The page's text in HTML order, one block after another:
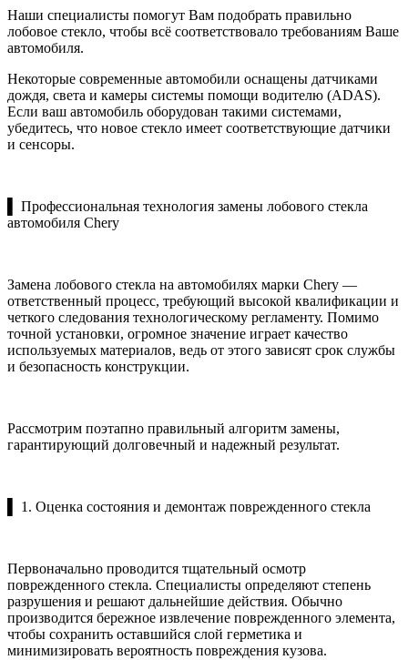
Наши специалисты помогут Вам подобрать правильно
лобовое стекло, чтобы всё соответствовало требованиям Ваше
автомобиля.
Некоторые современные автомобили оснащены датчиками
дождя, света и камеры системы помощи водителю (ADAS).
Если ваш автомобиль оборудован такими системами,
убедитесь, что новое стекло имеет соответствующие датчики
и сенсоры.
▌ Профессиональная технология замены лобового стекла
автомобиля Chery
Замена лобового стекла на автомобилях марки Chery —
ответственный процесс, требующий высокой квалификации и
четкого следования технологическому регламенту. Помимо
точной установки, огромное значение играет качество
используемых материалов, ведь от этого зависят срок службы
и безопасность конструкции.
Рассмотрим поэтапно правильный алгоритм замены,
гарантирующий долговечный и надежный результат.
▌ 1. Оценка состояния и демонтаж поврежденного стекла
Первоначально проводится тщательный осмотр
поврежденного стекла. Специалисты определяют степень
разрушения и решают дальнейшие действия. Обычно
производится бережное извлечение поврежденного элемента,
чтобы сохранить оставшийся слой герметика и
минимизировать вероятность повреждения кузова.